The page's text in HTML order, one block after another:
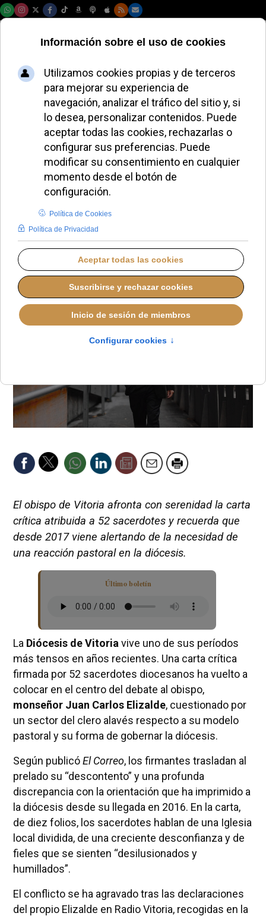
Elizalde responde a
la crisis en Vitoria:
"No me defiendo a
mí mismo, sino la fe
de mi pueblo"
VIERNES, 08 MAYO 2026 17:54
El obispo de Vitoria afronta con serenidad la carta
crítica atribuida a 52 sacerdotes y recuerda que
desde 2017 viene alertando de la necesidad de
una reacción pastoral en la diócesis.
Último boletín
La Diócesis de Vitoria vive uno de sus períodos
más tensos en años recientes. Una carta crítica
firmada por 52 sacerdotes diocesanos ha vuelto a
colocar en el centro del debate al obispo,
monseñor Juan Carlos Elizalde, cuestionado por
un sector del clero alavés respecto a su modelo
pastoral y su forma de gobernar la diócesis.
Según publicóEl Correo, los firmantes trasladan al
prelado su “descontento” y una profunda
discrepancia con la orientación que ha imprimido a
la diócesis desde su llegada en 2016. En la carta,
de diez folios, los sacerdotes hablan de una Iglesia
local dividida, de una creciente desconfianza y de
fieles que se sienten “desilusionados y
humillados”.
El conflicto se ha agravado tras las declaraciones
del propio Elizalde en Radio Vitoria, recogidas en la